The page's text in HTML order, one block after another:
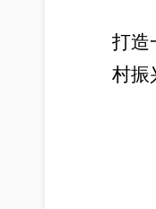
打造
村振